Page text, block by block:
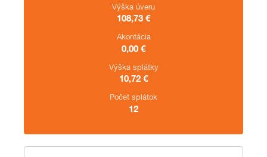
Výška úveru
108,73 €
Akontácia
0,00 €
Výška splátky
10,72 €
Počet splátok
12
Podrobnosti o úvere